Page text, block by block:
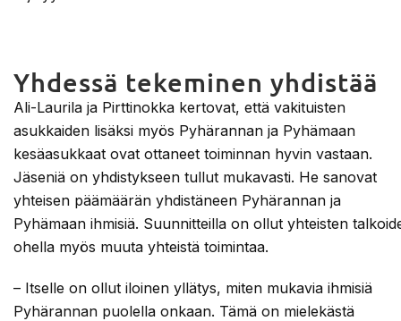
Yhdessä tekeminen yhdistää
Ali-Laurila ja Pirttinokka kertovat, että vakituisten
asukkaiden lisäksi myös Pyhärannan ja Pyhämaan
kesäasukkaat ovat ottaneet toiminnan hyvin vastaan.
Jäseniä on yhdistykseen tullut mukavasti. He sanovat
yhteisen päämäärän yhdistäneen Pyhärannan ja
Pyhämaan ihmisiä. Suunnitteilla on ollut yhteisten
ohella myös muuta yhteistä toimintaa.
– Itselle on ollut iloinen yllätys, miten mukavia ihmisiä
Pyhärannan puolella onkaan. Tämä on mielekästä